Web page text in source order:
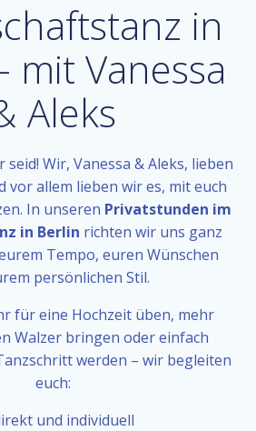
in
mit Vanessa
Aleks
seid! Wir, Vanessa & Aleks, lieben
vor allem lieben wir es, mit euch
In unseren Privatstunden im
in Berlin richten wir uns ganz
Tempo, euren Wünschen
persönlichen Stil.
für eine Hochzeit üben, mehr
Walzer bringen oder einfach
werden – wir begleiten
euch:
und individuell